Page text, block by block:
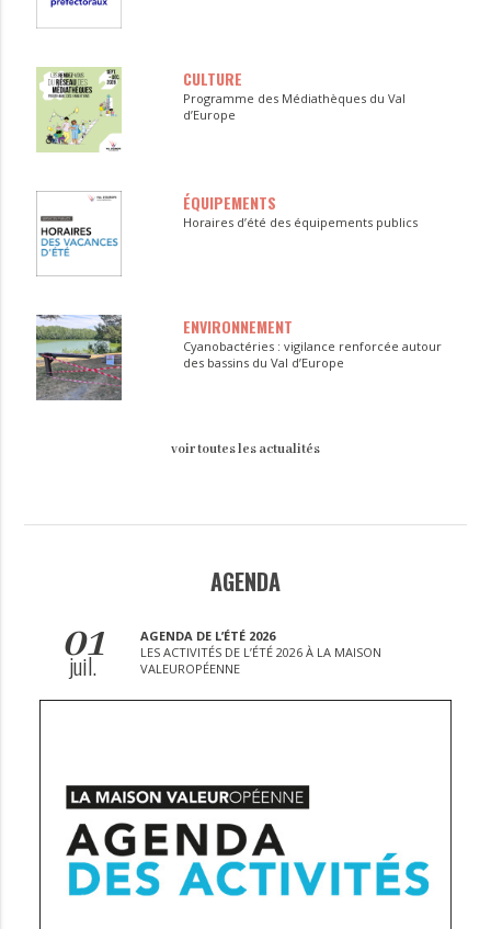
CULTURE
Programme des Médiathèques du Val
d’Europe
ÉQUIPEMENTS
Horaires d’été des équipements publics
ENVIRONNEMENT
Cyanobactéries : vigilance renforcée autour
des bassins du Val d’Europe
voir toutes les actualités
AGENDA
01
juil.
AGENDA DE L’ÉTÉ 2026
LES ACTIVITÉS DE L’ÉTÉ 2026 À LA MAISON
VALEUROPÉENNE